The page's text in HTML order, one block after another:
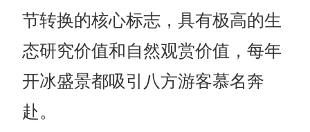
节转换的核心标志，具有极高的生
态研究价值和自然观赏价值 ，每年
开冰盛景都吸引八方游客慕名奔
赴。